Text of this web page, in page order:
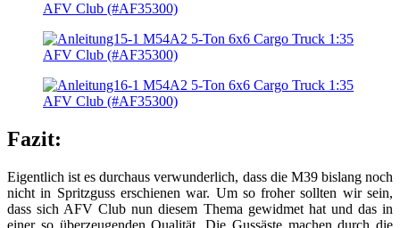
Fazit:
Eigentlich ist es durchaus verwunderlich, dass die M39 bislang noch
nicht in Spritzguss erschienen war. Um so froher sollten wir sein,
dass sich AFV Club nun diesem Thema gewidmet hat und das in
einer so überzeugenden Qualität. Die Gussäste machen durch die